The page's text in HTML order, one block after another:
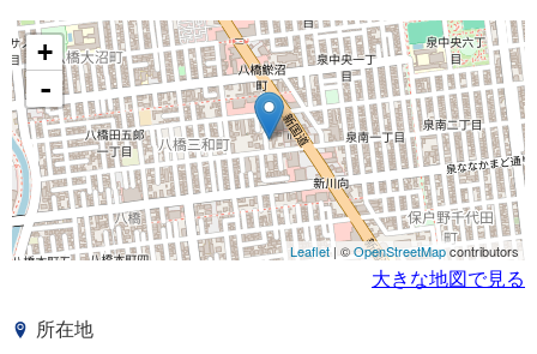
+
-
Leaflet | ©OpenStreetMapcontributors
大きな地図で見る
所在地